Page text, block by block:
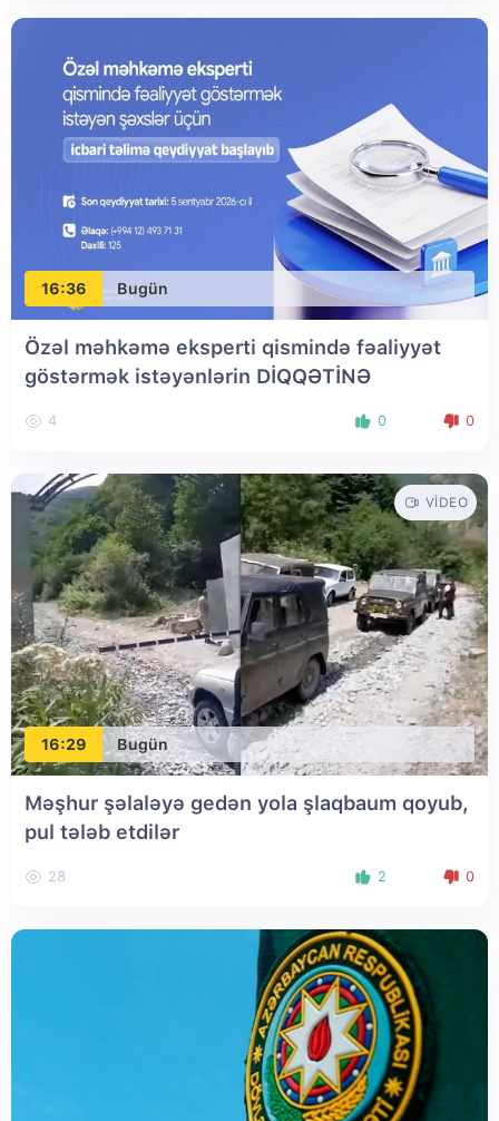
16:36 Bugün
Özəl məhkəmə eksperti qismində fəaliyyət
göstərmək istəyənlərin DİQQƏTİNƏ
4 0 0
16:29 Bugün
VIDEO
Məşhur şəlaləyə gedən yola şlaqbaum qoyub,
pul tələb etdilər
28 2 0